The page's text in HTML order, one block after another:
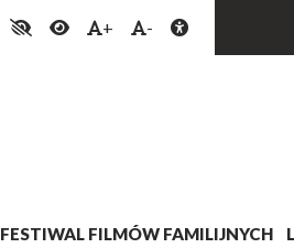
+ -
FESTIWAL FILMÓW FAMILIJNYCH